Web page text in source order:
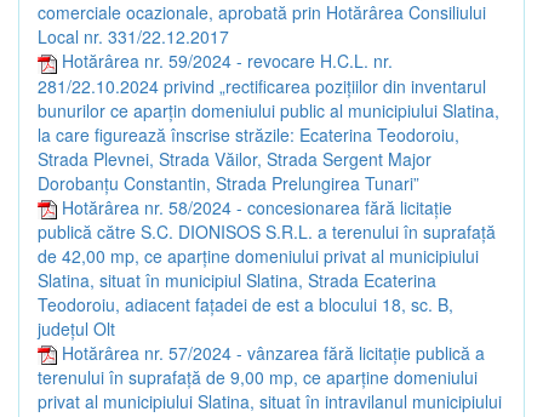
comerciale ocazionale, aprobată prin Hotărârea Consiliului
Local nr. 331/22.12.2017
Hotărârea nr. 59/2024 - revocare H.C.L. nr.
281/22.10.2024 privind „rectificarea pozițiilor din inventarul
bunurilor ce aparțin domeniului public al municipiului Slatina,
la care figurează înscrise străzile: Ecaterina Teodoroiu,
Strada Plevnei, Strada Văilor, Strada Sergent Major
Dorobanțu Constantin, Strada Prelungirea Tunari”
Hotărârea nr. 58/2024 - concesionarea fără licitație
publică către S.C. DIONISOS S.R.L. a terenului în suprafață
de 42,00 mp, ce aparține domeniului privat al municipiului
Slatina, situat în municipiul Slatina, Strada Ecaterina
Teodoroiu, adiacent fațadei de est a blocului 18, sc. B,
județul Olt
Hotărârea nr. 57/2024 - vânzarea fără licitație publică a
terenului în suprafață de 9,00 mp, ce aparține domeniului
privat al municipiului Slatina, situat în intravilanul municipiului